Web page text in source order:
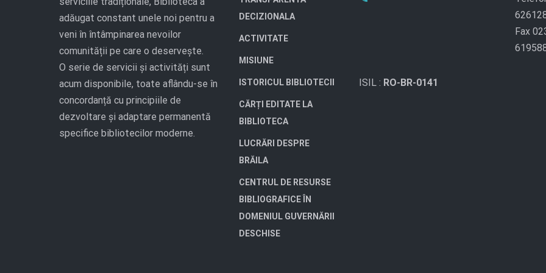
adăugat constant unele noi pentru a
veni în întâmpinarea nevoilor
comunității pe care o deservește.
O serie de servicii și activități sunt
acum disponibile, toate aflându-se în
concordanță cu principiile de
dezvoltare și adaptare permanentă
specifice bibliotecilor moderne.
DECIZIONALA
ACTIVITATE
MISIUNE
ISTORICUL BIBLIOTECII
CĂRȚI EDITATE LA
BIBLIOTECA
LUCRĂRI DESPRE
BRĂILA
CENTRUL DE RESURSE
BIBLIOGRAFICE ÎN
DOMENIUL GUVERNĂRII
DESCHISE
Fax
ISIL : RO-BR-0141